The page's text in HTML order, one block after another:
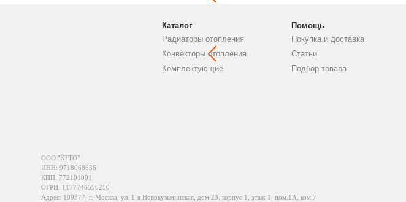
Каталог
Радиаторы отопления
Конвекторы отопления
Комплектующие
Помощь
Покупка и доставка
Статьи
Подбор товара
ООО "КЗТО"
ИНН: 9718068636
КПП: 772101001
ОГРН: 1177746556250
Адрес: 109377, г. Москва, ул. 1-я Новокузьминская, дом 23, корпус 1, этаж 1, пом.1А, ком.7